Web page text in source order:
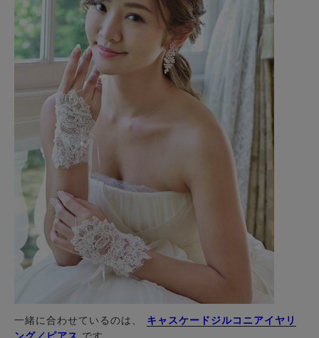
一緒に合わせているのは、
キャスケードジルコニアイヤリ
ング／ピアス です。